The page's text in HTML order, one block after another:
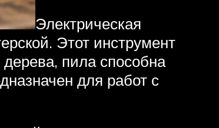
Электрическая
Этот инструмент
пила способна
для работ с